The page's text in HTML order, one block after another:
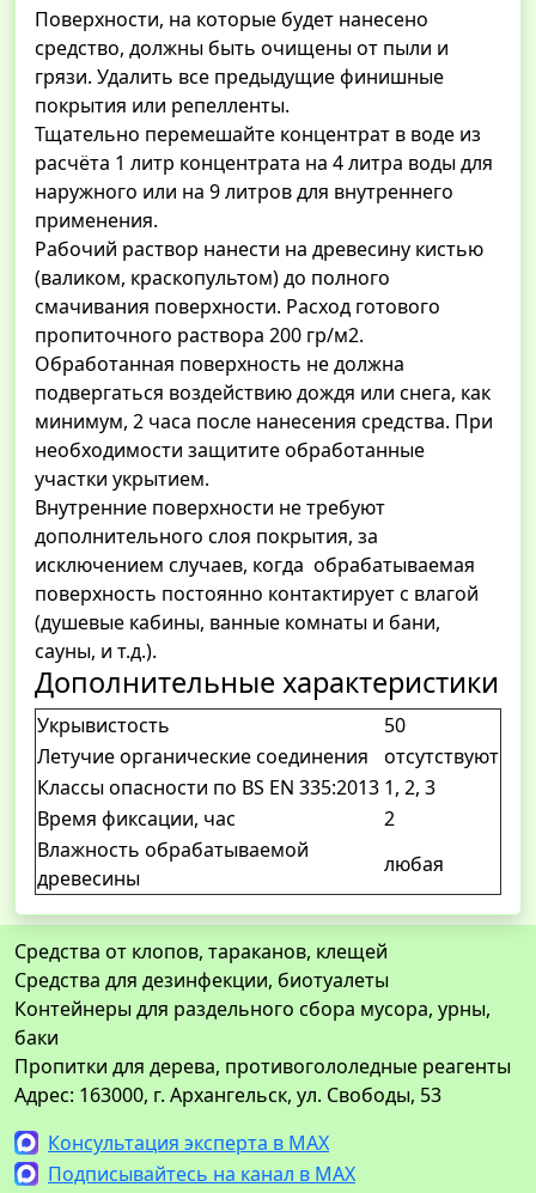
Поверхности, на которые будет нанесено
средство, должны быть очищены от пыли и
грязи. Удалить все предыдущие финишные
покрытия или репелленты.
Тщательно перемешайте концентрат в воде из
расчёта 1 литр концентрата на 4 литра воды для
наружного или на 9 литров для внутреннего
применения.
Рабочий раствор нанести на древесину кистью
(валиком, краскопультом) до полного
смачивания поверхности. Расход готового
пропиточного раствора 200 гр/м2.
Обработанная поверхность не должна
подвергаться воздействию дождя или снега, как
минимум, 2 часа после нанесения средства. При
необходимости защитите обработанные
участки укрытием.
Внутренние поверхности не требуют
дополнительного слоя покрытия, за
исключением случаев, когда обрабатываемая
поверхность постоянно контактирует с влагой
(душевые кабины, ванные комнаты и бани,
сауны, и т.д.).
Дополнительные характеристики
Укрывистость
50
Летучие органические соединения
отсутствуют
Классы опасности по BS EN 335:2013 1, 2, 3
Время фиксации, час
2
Влажность обрабатываемой
древесины
любая
Средства от клопов, тараканов, клещей
Средства для дезинфекции, биотуалеты
Контейнеры для раздельного сбора мусора, урны,
баки
Пропитки для дерева, противогололедные реагенты
Адрес: 163000, г. Архангельск, ул. Свободы, 53
Консультация эксперта в MAX
Подписывайтесь на канал в MAX